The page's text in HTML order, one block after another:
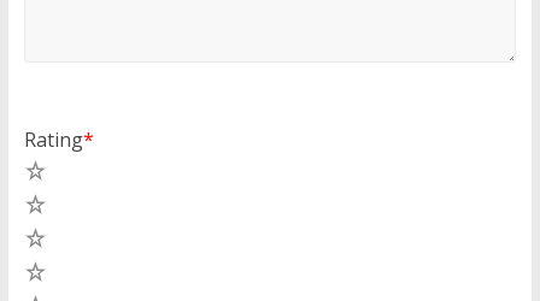
Rating*